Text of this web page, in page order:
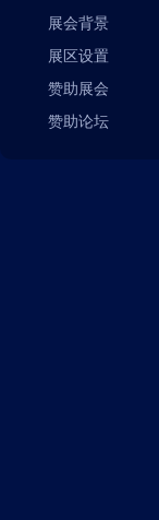
展会背景
展区设置
赞助展会
赞助论坛